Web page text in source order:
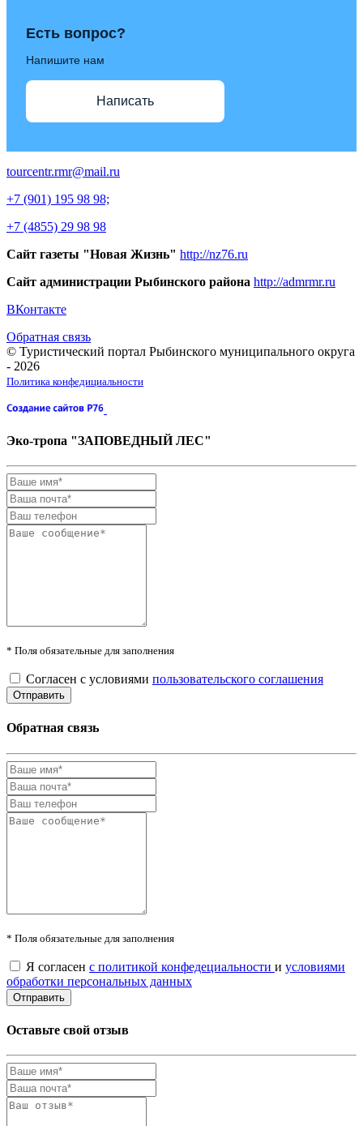
Есть вопрос?
Напишите нам
Написать
tourcentr.rmr@mail.ru
+7 (901) 195 98 98;
+7 (4855) 29 98 98
Сайт газеты "Новая Жизнь" http://nz76.ru
Сайт администрации Рыбинского района http://admrmr.ru
ВКонтакте
Обратная связь
© Туристический портал Рыбинского муниципального округа
- 2026
Политика конфедициальности
Эко-тропа "ЗАПОВЕДНЫЙ ЛЕС"
* Поля обязательные для заполнения
Согласен с условиями пользовательского соглашения
Обратная связь
* Поля обязательные для заполнения
Я согласен с политикой конфедециальности и условиями
обработки персональных данных
Оставьте свой отзыв